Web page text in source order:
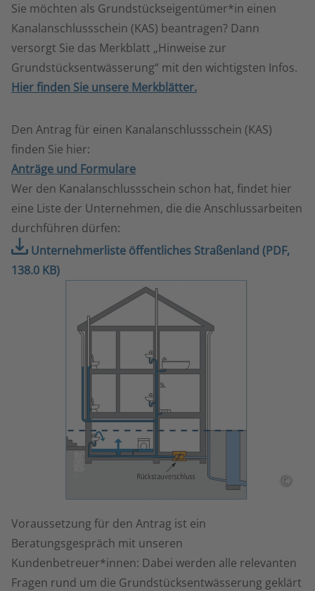
Sie möchten als Grundstückseigentümer*in einen
Kanalanschlussschein (KAS) beantragen? Dann
versorgt Sie das Merkblatt „Hinweise zur
Grundstücksentwässerung“ mit den wichtigsten Infos.
Hier finden Sie unsere Merkblätter.
Den Antrag für einen Kanalanschlussschein (KAS)
finden Sie hier:
Anträge und Formulare
Wer den Kanalanschlussschein schon hat, findet hier
eine Liste der Unternehmen, die die Anschlussarbeiten
durchführen dürfen:
Unternehmerliste öffentliches Straßenland (PDF,
138.0 KB)
©
Voraussetzung für den Antrag ist ein
Beratungsgespräch mit unseren
Kundenbetreuer*innen: Dabei werden alle relevanten
Fragen rund um die Grundstücksentwässerung geklärt